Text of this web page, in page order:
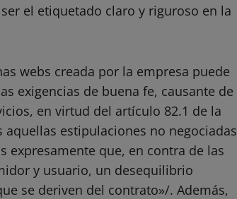
el etiquetado claro y riguroso en la
webs creada por la empresa puede
exigencias de buena fe, causante de
en virtud del artículo 82.1 de la
estipulaciones no negociadas
expresamente que, en contra de las
y usuario, un desequilibrio
se deriven del contrato»/. Además,